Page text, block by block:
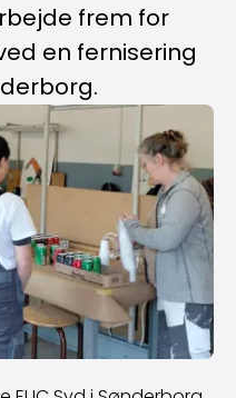
frem for
en fernisering